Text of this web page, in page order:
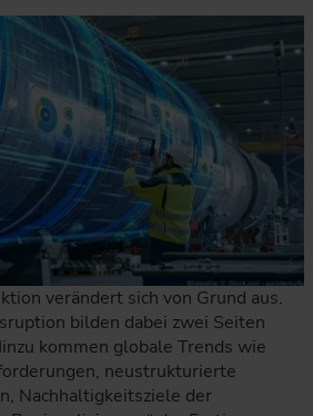
verändert sich von Grund aus.
bilden dabei zwei Seiten
kommen globale Trends wie
neustrukturierte
Nachhaltigkeitsziele der